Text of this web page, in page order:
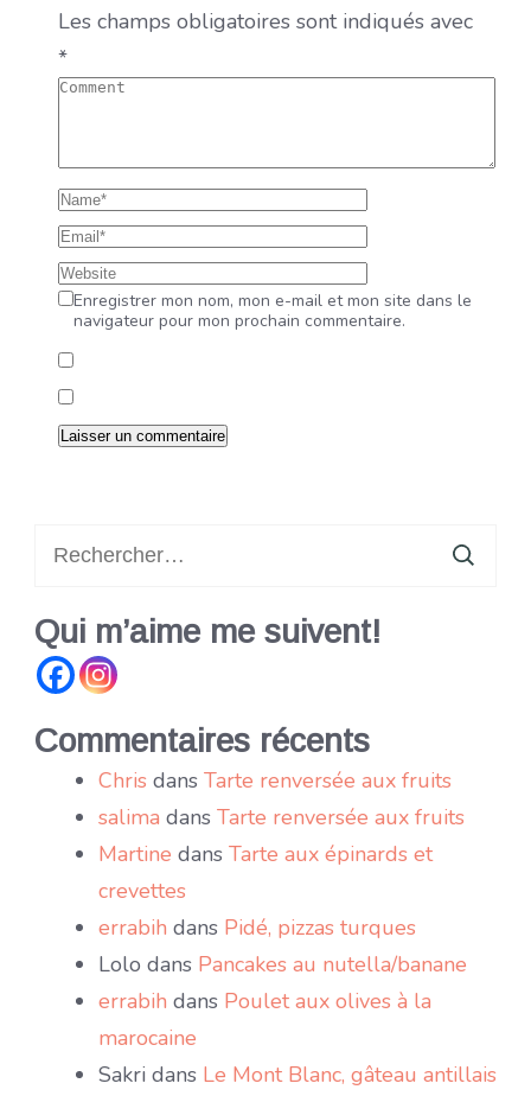
Les champs obligatoires sont indiqués avec
*
Enregistrer mon nom, mon e-mail et mon site dans le
navigateur pour mon prochain commentaire.
Qui m’aime me suivent!
Commentaires récents
Chris dans Tarte renversée aux fruits
salima dans Tarte renversée aux fruits
Martine dans Tarte aux épinards et
crevettes
errabih dans Pidé, pizzas turques
Lolo dans Pancakes au nutella/banane
errabih dans Poulet aux olives à la
marocaine
Sakri dans Le Mont Blanc, gâteau antillais